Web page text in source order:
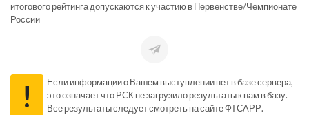
итогового рейтинга допускаются к участию в Первенстве/Чемпионате
России
!
Если информации о Вашем выступлении нет в базе сервера,
это означает что РСК не загрузило результаты к нам в базу.
Все результаты следует смотреть на сайте ФТСАРР.